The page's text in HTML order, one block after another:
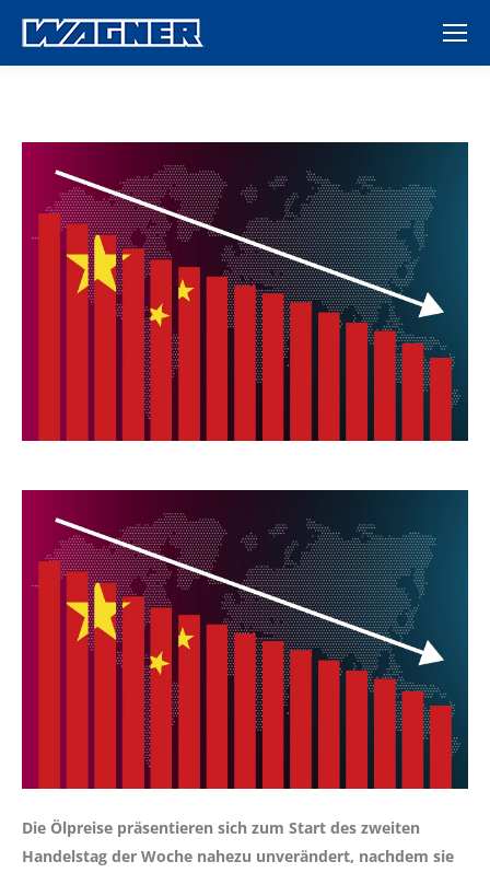
Die Ölpreise präsentieren sich zum Start des zweiten
Handelstag der Woche nahezu unverändert, nachdem sie